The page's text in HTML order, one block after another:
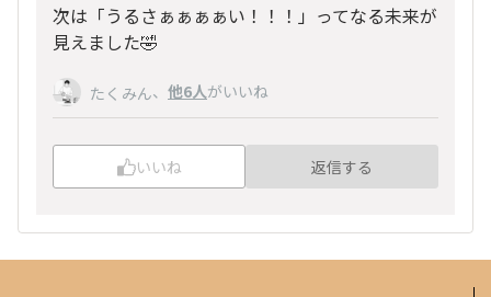
次は「うるさぁぁぁぁい！！！」ってなる未来が
見えました🤣
たくみん、 他6人がいいね
いいね 返信する